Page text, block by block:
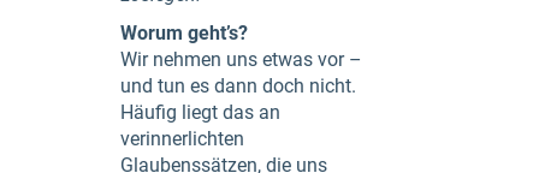
Worum geht’s?
Wir nehmen uns etwas vor –
und tun es dann doch nicht.
Häufig liegt das an
verinnerlichten
Glaubenssätzen, die uns